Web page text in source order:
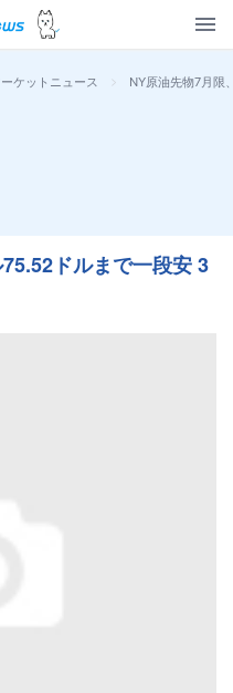
ーケットニュース > NY原油先物7月限
ドルまで一段安 3